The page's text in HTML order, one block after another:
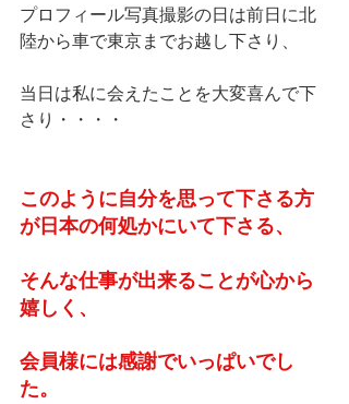
プロフィール写真撮影の日は前日に北
陸から車で東京までお越し下さり、
当日は私に会えたことを大変喜んで下
さり・・・・
このように自分を思って下さる方
が日本の何処かにいて下さる、
そんな仕事が出来ることが心から
嬉しく、
会員様には感謝でいっぱいでし
た。